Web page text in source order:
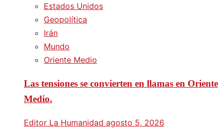
Estados Unidos
Geopolítica
Irán
Mundo
Oriente Medio
Las tensiones se convierten en llamas en Oriente
Medio.
Editor La Humanidad agosto 5, 2026